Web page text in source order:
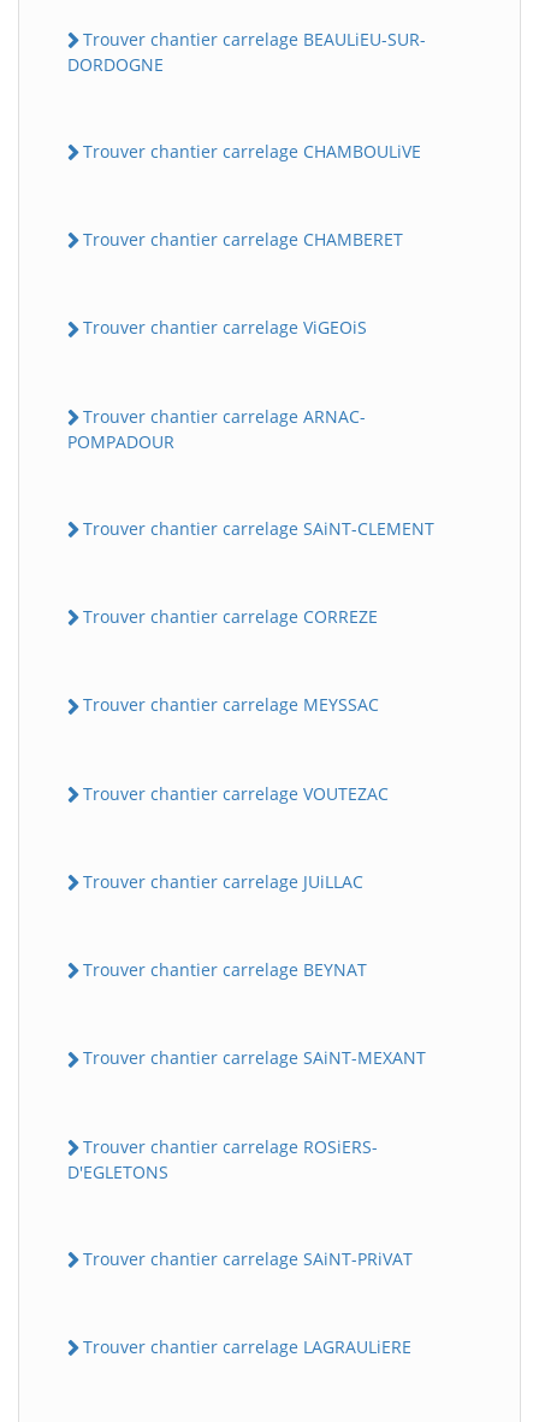
Trouver chantier carrelage BEAULiEU-SUR-
DORDOGNE
Trouver chantier carrelage CHAMBOULiVE
Trouver chantier carrelage CHAMBERET
Trouver chantier carrelage ViGEOiS
Trouver chantier carrelage ARNAC-
POMPADOUR
Trouver chantier carrelage SAiNT-CLEMENT
Trouver chantier carrelage CORREZE
Trouver chantier carrelage MEYSSAC
Trouver chantier carrelage VOUTEZAC
Trouver chantier carrelage JUiLLAC
Trouver chantier carrelage BEYNAT
Trouver chantier carrelage SAiNT-MEXANT
Trouver chantier carrelage ROSiERS-
D'EGLETONS
Trouver chantier carrelage SAiNT-PRiVAT
Trouver chantier carrelage LAGRAULiERE